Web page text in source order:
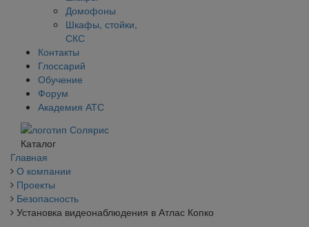
Домофоны
Шкафы, стойки,
СКС
Контакты
Глоссарий
Обучение
Форум
Академия АТС
Каталог
Главная
О компании
Проекты
Безопасность
Установка видеонаблюдения в Атлас Копко